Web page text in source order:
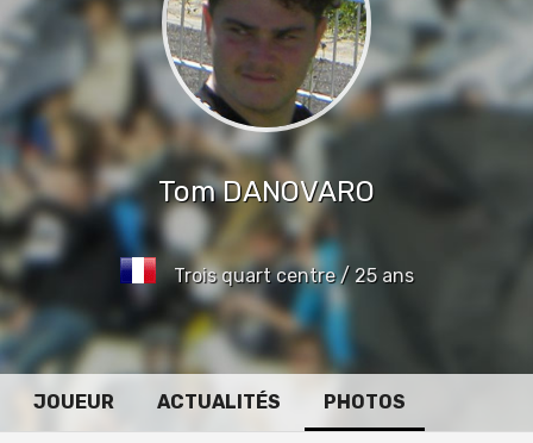
TomDANOVARO
Trois quart centre / 25 ans
JOUEUR ACTUALITÉS PHOTOS